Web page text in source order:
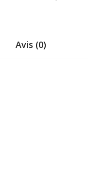
Avis (0)